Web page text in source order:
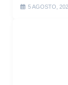
5 AGOSTO,